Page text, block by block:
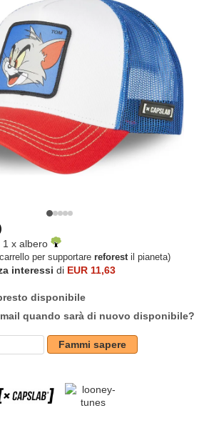
1 x albero
per supportare reforestil pianeta)
interessi di EUR 11,63
disponibile
quando sarà di nuovo disponibile?
Fammi sapere